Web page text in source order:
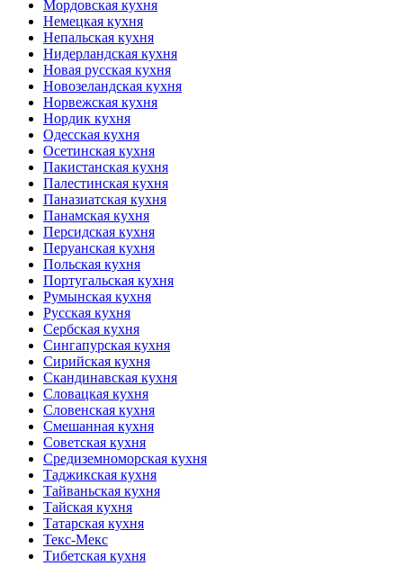
Мордовская кухня
Немецкая кухня
Непальская кухня
Нидерландская кухня
Новая русская кухня
Новозеландская кухня
Норвежская кухня
Нордик кухня
Одесская кухня
Осетинская кухня
Пакистанская кухня
Палестинская кухня
Паназиатская кухня
Панамская кухня
Персидская кухня
Перуанская кухня
Польская кухня
Португальская кухня
Румынская кухня
Русская кухня
Сербская кухня
Сингапурская кухня
Сирийская кухня
Скандинавская кухня
Словацкая кухня
Словенская кухня
Смешанная кухня
Советская кухня
Средиземноморская кухня
Таджикская кухня
Тайваньская кухня
Тайская кухня
Татарская кухня
Текс-Мекс
Тибетская кухня